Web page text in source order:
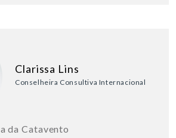
Clarissa Lins
Conselheira Consultiva Internacional
da Catavento